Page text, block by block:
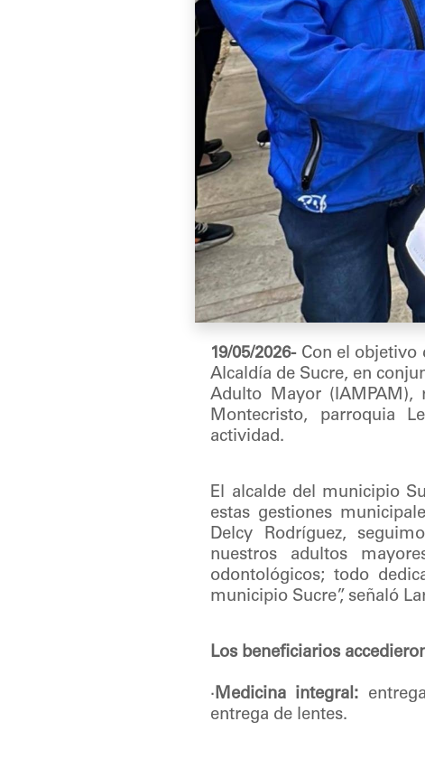
19/05/2026-Con el objetivo
Alcaldía de Sucre, en
Adulto Mayor (IAMPAM),
Montecristo, parroquia
actividad.
El alcalde del municipio
estas gestiones
Delcy Rodríguez,
nuestros adultos
odontológicos; todo
municipio Sucre”, señaló
Los beneficiarios
·Medicina integral:
entrega de lentes.